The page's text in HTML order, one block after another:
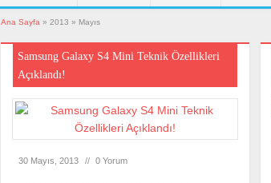
Ana Sayfa » 2013 » Mayıs
Samsung Galaxy S4 Mini Teknik Özellikleri
Açıklandı!
30 Mayıs, 2013 // 0 Yorum